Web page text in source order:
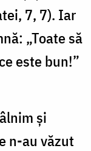
7, 7). Iar
„Toate să
este bun!”
şi
n-au văzut